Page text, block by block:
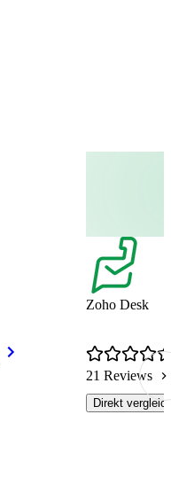
Zoho Desk
21 Reviews
Direkt